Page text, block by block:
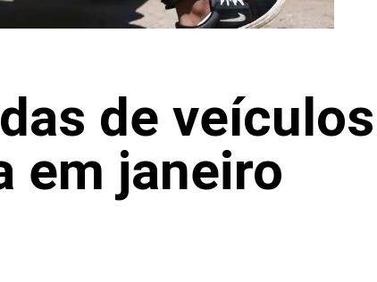
de veículos
em janeiro